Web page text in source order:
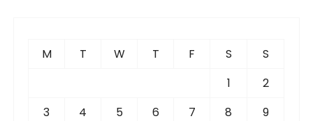
M T W T F S
S
1
2
3
4 5 6 7 8
9